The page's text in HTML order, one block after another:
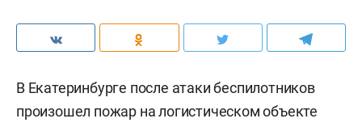
В Екатеринбурге после атаки беспилотников
произошел пожар на логистическом объекте